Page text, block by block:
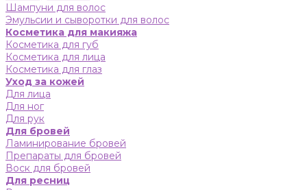
Шампуни для волос
Эмульсии и сыворотки для волос
Косметика для макияжа
Косметика для губ
Косметика для лица
Косметика для глаз
Уход за кожей
Для лица
Для ног
Для рук
Для бровей
Ламинирование бровей
Препараты для бровей
Воск для бровей
Для ресниц